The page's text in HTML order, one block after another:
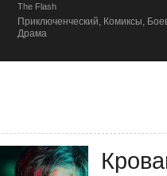
The Flash
Приключенческий, Комиксы,
Драма